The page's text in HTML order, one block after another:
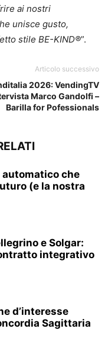
ai nostri
unisce gusto,
stile BE-KIND®”.
Articolo successivo
2026: VendingTV
Marco Gandolfi –
Barilla for Pofessionals
che
(e la nostra
e Solgar:
integrativo
d’interesse
Sagittaria